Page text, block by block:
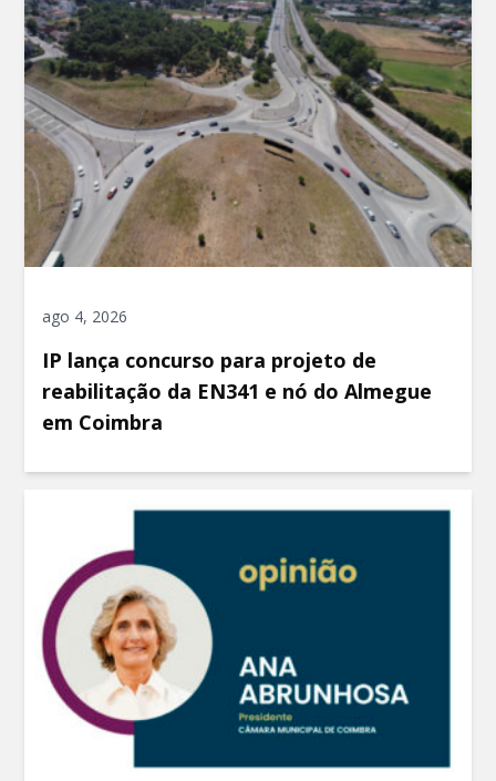
ago 4, 2026
IP lança concurso para projeto de
reabilitação da EN341 e nó do Almegue
em Coimbra